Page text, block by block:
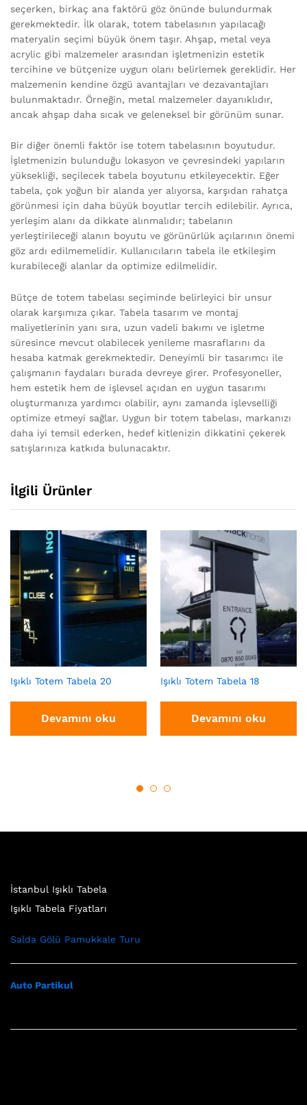
seçerken, birkaç ana faktörü göz önünde bulundurmak
gerekmektedir. İlk olarak, totem tabelasının yapılacağı
materyalin seçimi büyük önem taşır. Ahşap, metal veya
acrylic gibi malzemeler arasından işletmenizin estetik
tercihine ve bütçenize uygun olanı belirlemek gereklidir. Her
malzemenin kendine özgü avantajları ve dezavantajları
bulunmaktadır. Örneğin, metal malzemeler dayanıklıdır,
ancak ahşap daha sıcak ve geleneksel bir görünüm sunar.
Bir diğer önemli faktör ise totem tabelasının boyutudur.
İşletmenizin bulunduğu lokasyon ve çevresindeki yapıların
yüksekliği, seçilecek tabela boyutunu etkileyecektir. Eğer
tabela, çok yoğun bir alanda yer alıyorsa, karşıdan rahatça
görünmesi için daha büyük boyutlar tercih edilebilir. Ayrıca,
yerleşim alanı da dikkate alınmalıdır; tabelanın
yerleştirileceği alanın boyutu ve görünürlük açılarının önemi
göz ardı edilmemelidir. Kullanıcıların tabela ile etkileşim
kurabileceği alanlar da optimize edilmelidir.
Bütçe de totem tabelası seçiminde belirleyici bir unsur
olarak karşımıza çıkar. Tabela tasarım ve montaj
maliyetlerinin yanı sıra, uzun vadeli bakımı ve işletme
süresince mevcut olabilecek yenileme masraflarını da
hesaba katmak gerekmektedir. Deneyimli bir tasarımcı ile
çalışmanın faydaları burada devreye girer. Profesyoneller,
hem estetik hem de işlevsel açıdan en uygun tasarımı
oluşturmanıza yardımcı olabilir, aynı zamanda işlevselliği
optimize etmeyi sağlar. Uygun bir totem tabelası, markanızı
daha iyi temsil ederken, hedef kitlenizin dikkatini çekerek
satışlarınıza katkıda bulunacaktır.
İlgili Ürünler
Işıklı Totem Tabela 20
Devamını oku
Işıklı Totem Tabela 18
Devamını oku
İstanbul Işıklı Tabela
Işıklı Tabela Fiyatları
Salda Gölü Pamukkale Turu
Auto Partikul